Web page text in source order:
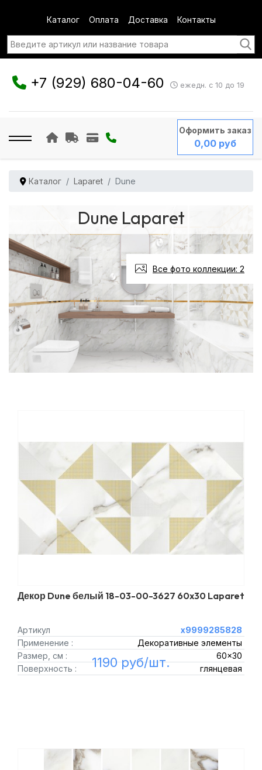
Каталог Оплата Доставка Контакты
+7 (929) 680-04-60 ежедн. с 10 до 19
Оформить заказ
0,00 руб
Каталог Laparet Dune
Dune Laparet
Все фото коллекции: 2
Декор Dune белый 18-03-00-3627 60x30 Laparet
Артикул
х9999285828
Применение :
Декоративные элементы
Размер, см :
60x30
Поверхность :
глянцевая
1190 руб/шт.